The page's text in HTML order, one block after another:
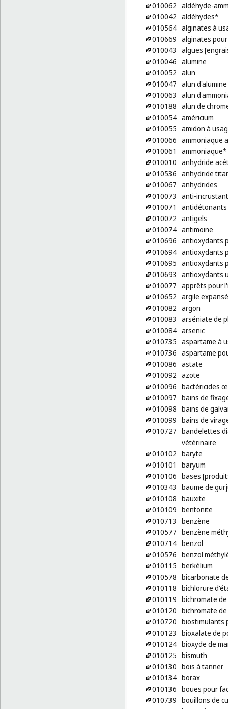
010062 aldéhyde-
010042 aldéhydes*
010564 alginates à
010669 alginates
010043
algues
010046 alumine
010052 alun
010047 alun d'alumine
010063
alun
010188 alun de
010054 américium
010055 amidon à
010066 ammoniaque
010061
ammoniaque*
010010 anhydride
010536 anhydride
010067 anhydrides
010073
anti-
010071
antidétonants
010072 antigels
010074 antimoine
010696 antioxydants
010694 antioxydants
010695 antioxydants
010693
antioxydants
010077 apprêts pour
010652 argile
010082 argon
010083
arséniate de
010084 arsenic
010735 aspartame à
010736 aspartame
010086 astate
010092 azote
010096 bactéricides
010097 bains de
010098 bains de
010099 bains de
010727 bandelettes
vétérinaire
010102 baryte
010101
baryum
010106 bases
010343
baume de
010108 bauxite
010109 bentonite
010713
benzène
010577 benzène
010714 benzol
010576 benzol
010115 berkélium
010578 bicarbonate
010118 bichlorure
010119 bichromate
010120 bichromate
010720 biostimulants
010123
bioxalate de
010124 bioxyde de
010125 bismuth
010130 bois à tanner
010134 borax
010136 boues pour
010739 bouillons de